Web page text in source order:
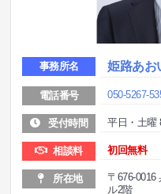
事務所名 姫路あお
電話番号 050-5267-
受付時間 平日・土曜
相談料 初回無料
所在地
〒676-0016
ル2階